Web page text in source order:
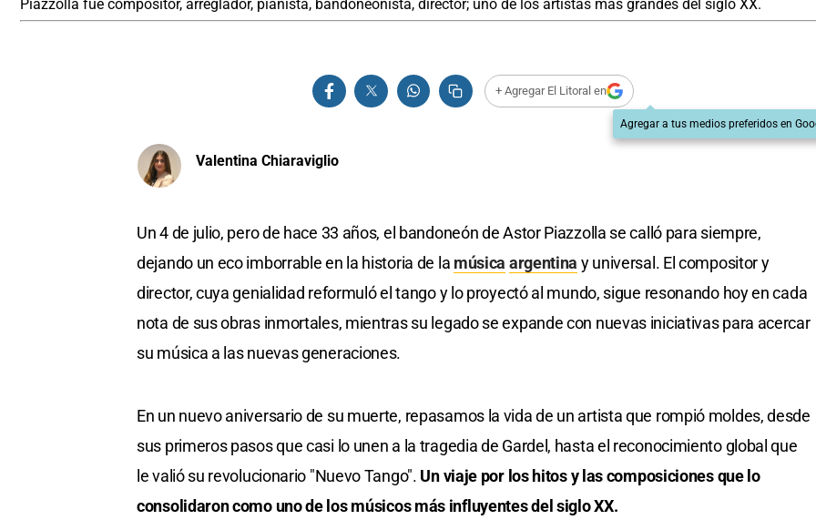
Piazzolla fue compositor, arreglador, pianista, bandoneonista, director; uno de los artistas más grandes del siglo XX.
+ Agregar El Litoral en
Agregar a tus medios preferidos en
Valentina Chiaraviglio
Un 4 de julio, pero de hace 33 años, el bandoneón de Astor Piazzolla se calló para siempre,
dejando un eco imborrable en la historia de la música argentina y universal. El compositor y
director, cuya genialidad reformuló el tango y lo proyectó al mundo, sigue resonando hoy en cada
nota de sus obras inmortales, mientras su legado se expande con nuevas iniciativas para acercar
su música a las nuevas generaciones.
En un nuevo aniversario de su muerte, repasamos la vida de un artista que rompió moldes, desde
sus primeros pasos que casi lo unen a la tragedia de Gardel, hasta el reconocimiento global que
le valió su revolucionario "Nuevo Tango". Un viaje por los hitos y las composiciones que lo
consolidaron como uno de los músicos más influyentes del siglo XX.